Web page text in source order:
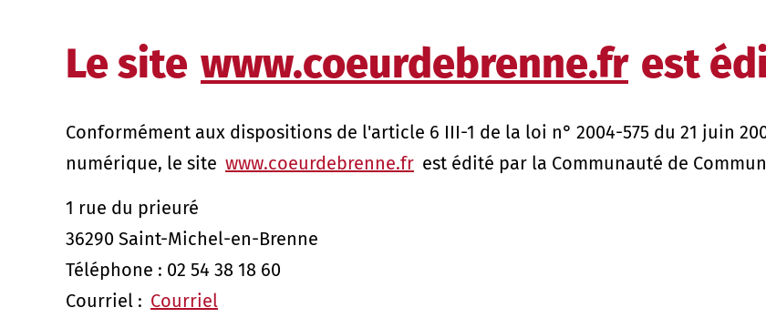
Le site www.coeurdebrenne.fr est
Conformément aux dispositions de l'article 6 III-1 de la loi n° 2004-575 du 21 juin
numérique, le site www.coeurdebrenne.fr est édité par la Communauté de
1 rue du prieuré
36290 Saint-Michel-en-Brenne
Téléphone : 02 54 38 18 60
Courriel : Courriel